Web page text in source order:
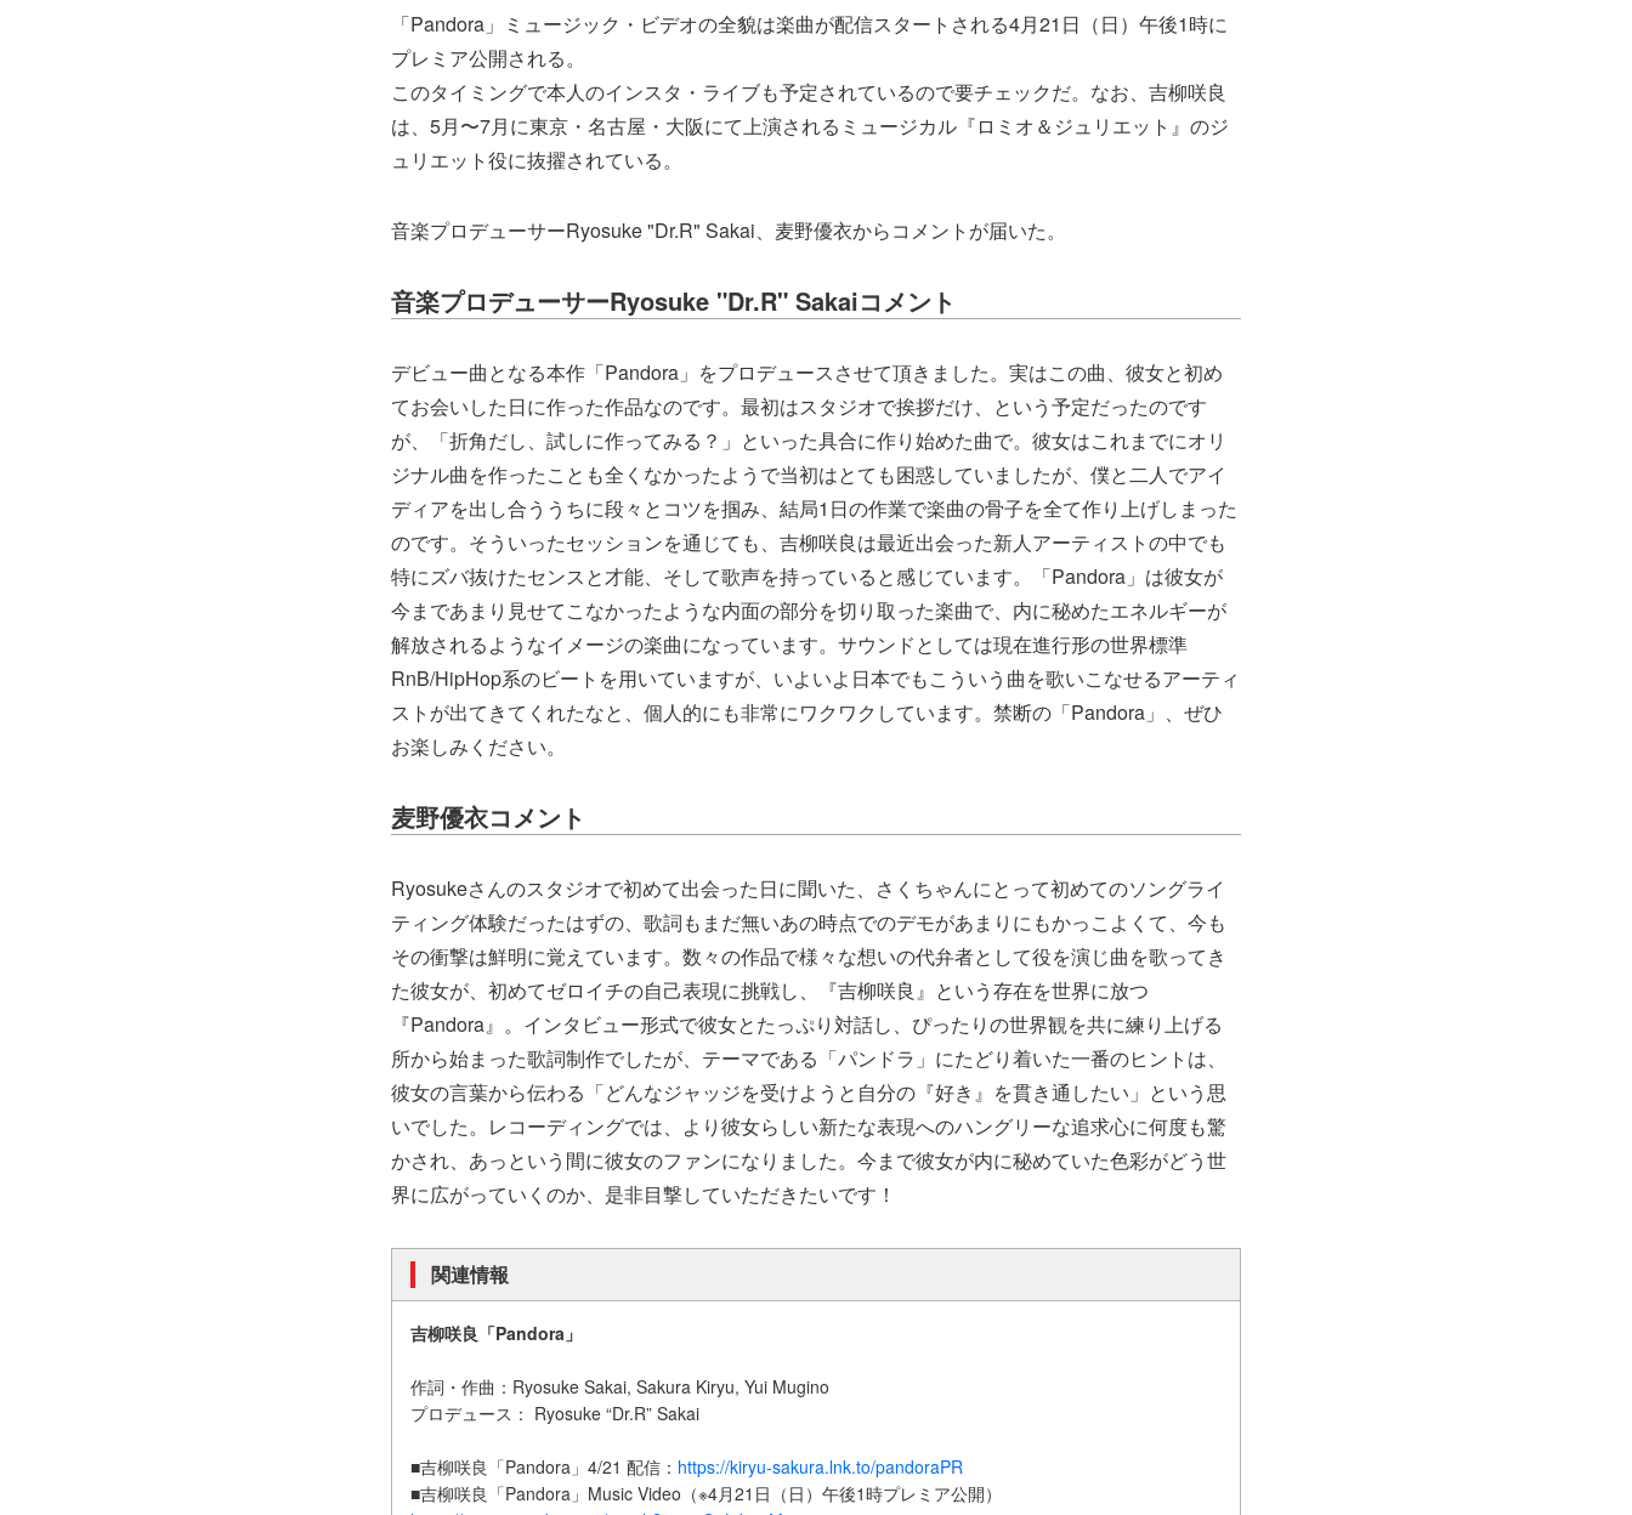
「Pandora」ミュージック・ビデオの全貌は楽曲が配信スタートされる4月21日（日）午後1時に
プレミア公開される。
このタイミングで本人のインスタ・ライブも予定されているので要チェックだ。なお、吉柳咲良
は、5月〜7月に東京・名古屋・大阪にて上演されるミュージカル『ロミオ＆ジュリエット』のジ
ュリエット役に抜擢されている。
音楽プロデューサーRyosuke "Dr.R" Sakai、麦野優衣からコメントが届いた。
音楽プロデューサーRyosuke "Dr.R" Sakaiコメント
デビュー曲となる本作「Pandora」をプロデュースさせて頂きました。実はこの曲、彼女と初め
てお会いした日に作った作品なのです。最初はスタジオで挨拶だけ、という予定だったのです
が、「折角だし、試しに作ってみる？」といった具合に作り始めた曲で。彼女はこれまでにオリ
ジナル曲を作ったことも全くなかったようで当初はとても困惑していましたが、僕と二人でアイ
ディアを出し合ううちに段々とコツを掴み、結局1日の作業で楽曲の骨子を全て作り上げしまった
のです。そういったセッションを通じても、吉柳咲良は最近出会った新人アーティストの中でも
特にズバ抜けたセンスと才能、そして歌声を持っていると感じています。「Pandora」は彼女が
今まであまり見せてこなかったような内面の部分を切り取った楽曲で、内に秘めたエネルギーが
解放されるようなイメージの楽曲になっています。サウンドとしては現在進行形の世界標準
RnB/HipHop系のビートを用いていますが、いよいよ日本でもこういう曲を歌いこなせるアーティ
ストが出てきてくれたなと、個人的にも非常にワクワクしています。禁断の「Pandora」、ぜひ
お楽しみください。
麦野優衣コメント
Ryosukeさんのスタジオで初めて出会った日に聞いた、さくちゃんにとって初めてのソングライ
ティング体験だったはずの、歌詞もまだ無いあの時点でのデモがあまりにもかっこよくて、今も
その衝撃は鮮明に覚えています。数々の作品で様々な想いの代弁者として役を演じ曲を歌ってき
た彼女が、初めてゼロイチの自己表現に挑戦し、『吉柳咲良』という存在を世界に放つ
『Pandora』。インタビュー形式で彼女とたっぷり対話し、ぴったりの世界観を共に練り上げる
所から始まった歌詞制作でしたが、テーマである「パンドラ」にたどり着いた一番のヒントは、
彼女の言葉から伝わる「どんなジャッジを受けようと自分の『好き』を貫き通したい」という思
いでした。レコーディングでは、より彼女らしい新たな表現へのハングリーな追求心に何度も驚
かされ、あっという間に彼女のファンになりました。今まで彼女が内に秘めていた色彩がどう世
界に広がっていくのか、是非目撃していただきたいです！
関連情報
吉柳咲良「Pandora」
作詞・作曲：Ryosuke Sakai, Sakura Kiryu, Yui Mugino
プロデュース： Ryosuke “Dr.R” Sakai
■吉柳咲良「Pandora」4/21 配信： https://kiryu-sakura.lnk.to/pandoraPR
■吉柳咲良「Pandora」Music Video（※4月21日（日）午後1時プレミア公開）